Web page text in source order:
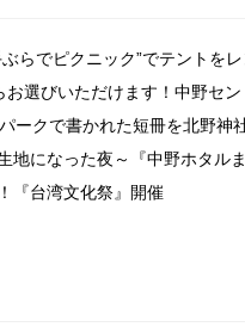
らでピクニック”でテントを
選びいただけます！中野セ
ークで書かれた短冊を北野神
地になった夜～『中野ホタル
『台湾文化祭』開催